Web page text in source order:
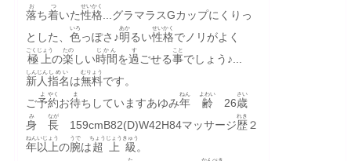
落
お
ち着
つ
いた性格
せいかく
...グラマラスGカップにくりっ
とした、 色
いろ
っぽさ♪明
あか
るい性格
せいかく
でノリがよく
極上
ごくじょう
の楽
たの
しい時間
じかん
を過
す
ごせる事
こと
でしょう♪...
新人
しんじん
指名
しめい
は無料
むりょう
です。
ご予
よ
約
やく
お待
ま
ちしていますあゆみ年
ねん
齢
よわい
26歳
さい
身
み
長
なが
159cmB82(D)W42H84マッサージ歴
れき
２
年
ねん
以上
いじょう
の腕
うで
は超
ちょう
上級
じょうきゅう
。
た かんぺき